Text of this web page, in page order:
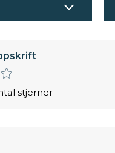
stjerner